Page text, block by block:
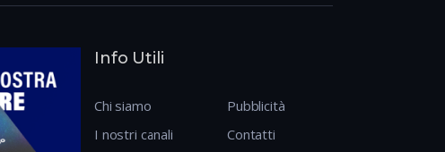
Info Utili
Chi siamo
I nostri canali
Pubblicità
Contatti